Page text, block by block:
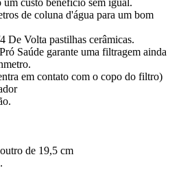
custo beneficio sem igual.
de coluna d'água para um bom
De Volta pastilhas cerâmicas.
Saúde garante uma filtragem ainda
em contato com o copo do filtro)
de 19,5 cm